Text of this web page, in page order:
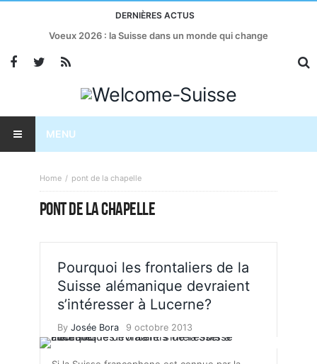
DERNIÈRES ACTUS
Voeux 2026 : la Suisse dans un monde qui change
MENU
Home pont de la chapelle
PONT DE LA CHAPELLE
Pourquoi les frontaliers de la
Suisse alémanique devraient
s’intéresser à Lucerne?
By Josée Bora 9 octobre 2013